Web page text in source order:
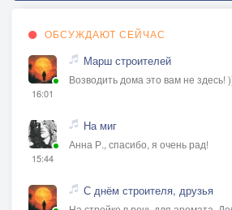
ОБСУЖДАЮТ СЕЙЧАС
16:01
Марш строителей
Возводить дома это вам не
15:44
На миг
Анна Р., спасибо, я очень рад!
С днём строителя, друзья